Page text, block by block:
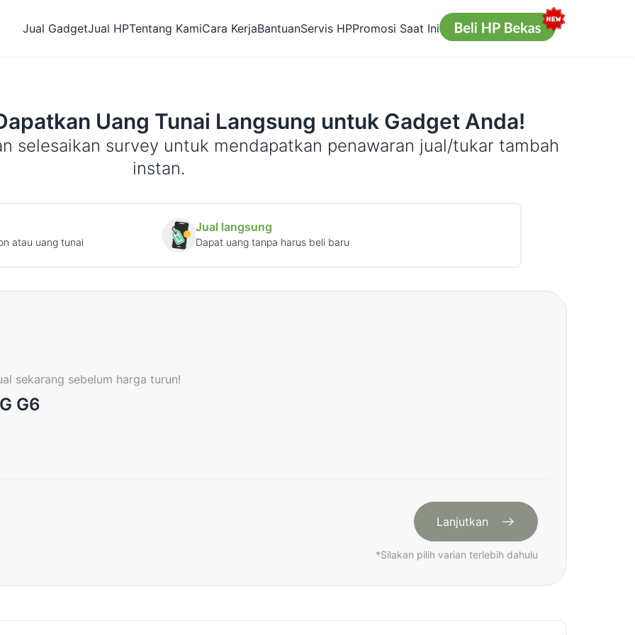
Jual GadgetJual HPTentang KamiCara KerjaBantuanServis HPPromosi Saat Ini
Uang Tunai Langsung untuk Gadget Anda!
selesaikan survey untuk mendapatkan penawaran jual/tukar tambah
instan.
atau uang tunai
Jual langsung
Dapat uang tanpa harus beli baru
sekarang sebelum harga turun!
G6
Lanjutkan
*Silakan pilih varian terlebih dahulu